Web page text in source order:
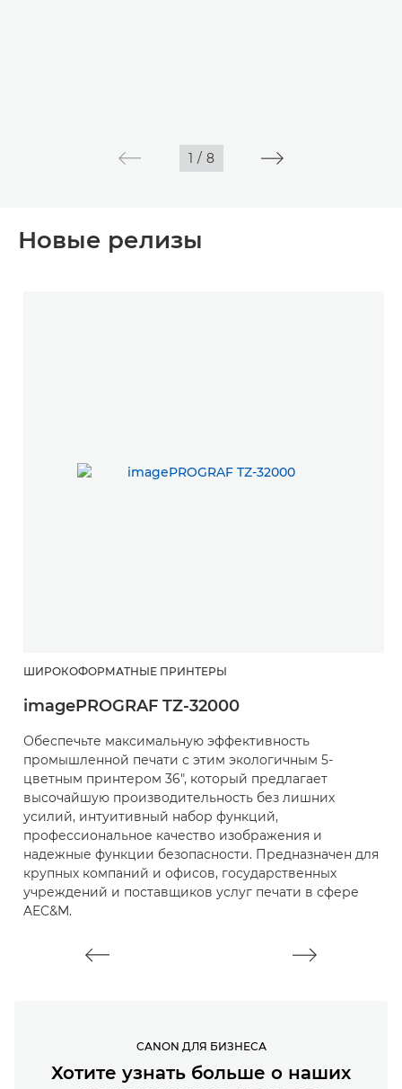
1 / 8
Новые релизы
ШИРОКОФОРМАТНЫЕ ПРИНТЕРЫ
imagePROGRAF TZ-32000
Обеспечьте максимальную эффективность
промышленной печати с этим экологичным 5-
цветным принтером 36", который предлагает
высочайшую производительность без лишних
усилий, интуитивный набор функций,
профессиональное качество изображения и
надежные функции безопасности. Предназначен для
крупных компаний и офисов, государственных
учреждений и поставщиков услуг печати в сфере
AEC&M.
CANON ДЛЯ БИЗНЕСА
Хотите узнать больше о наших